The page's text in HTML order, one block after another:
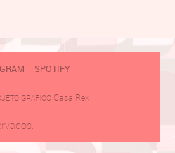
SPOTIFY
GRÁFICO Casa Rex